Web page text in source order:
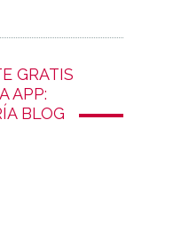
GRATIS
APP:
BLOG